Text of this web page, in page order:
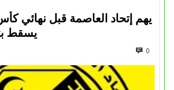
يهم إتحاد العاصمة قبل نهائي
0